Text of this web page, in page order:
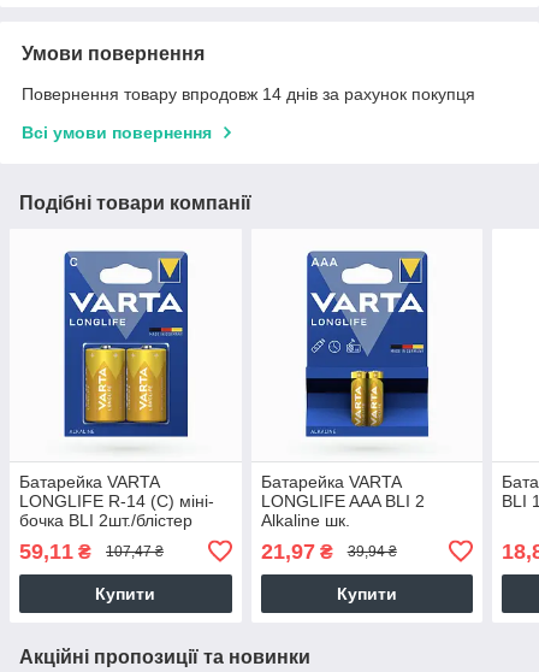
Умови повернення
Повернення товару впродовж 14 днів за рахунок покупця
Всі умови повернення
Подібні товари компанії
Батарейка VARTA
LONGLIFE R-14 (C) міні-
бочка BLI 2шт./блістер
59,11 ₴ 107,47 ₴
Купити
Батарейка VARTA
LONGLIFE AAA BLI 2
Alkaline шк.
21,97₴ 39,94 ₴
Купити
BLI
Акційні пропозиції та новинки